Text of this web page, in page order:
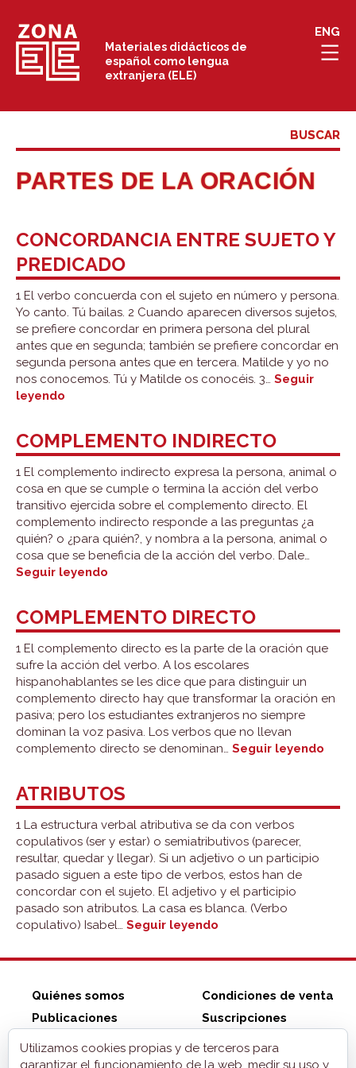
contenido
Materiales didácticos de
español como lengua
extranjera (ELE)
ENG
PARTES DE LA ORACIÓN
CONCORDANCIA ENTRE SUJETO Y
PREDICADO
1 El verbo concuerda con el sujeto en número y persona.
Yo canto. Tú bailas. 2 Cuando aparecen diversos sujetos,
se prefiere concordar en primera persona del plural
antes que en segunda; también se prefiere concordar en
segunda persona antes que en tercera. Matilde y yo no
nos conocemos. Tú y Matilde os conocéis. 3… Seguir
leyendo
y
COMPLEMENTO INDIRECTO
1 El complemento indirecto expresa la persona, animal o
cosa en que se cumple o termina la acción del verbo
transitivo ejercida sobre el complemento directo. El
complemento indirecto responde a las preguntas ¿a
quién? o ¿para quién?, y nombra a la persona, animal o
cosa que se beneficia de la acción del verbo. Dale…
Seguir leyendo
COMPLEMENTO DIRECTO
1 El complemento directo es la parte de la oración que
sufre la acción del verbo. A los escolares
hispanohablantes se les dice que para distinguir un
complemento directo hay que transformar la oración en
pasiva; pero los estudiantes extranjeros no siempre
dominan la voz pasiva. Los verbos que no llevan
complemento directo se denominan… Seguir leyendo
ATRIBUTOS
1 La estructura verbal atributiva se da con verbos
copulativos (ser y estar) o semiatributivos (parecer,
resultar, quedar y llegar). Si un adjetivo o un participio
pasado siguen a este tipo de verbos, estos han de
concordar con el sujeto. El adjetivo y el participio
pasado son atributos. La casa es blanca. (Verbo
copulativo) Isabel… Seguir leyendo
Quiénes somos
Publicaciones
Tienda ZonaELE
Condiciones de venta
Suscripciones
Contacto
Aviso legal
Utilizamos cookies propias y de terceros para
garantizar el funcionamiento de la web, medir su uso y